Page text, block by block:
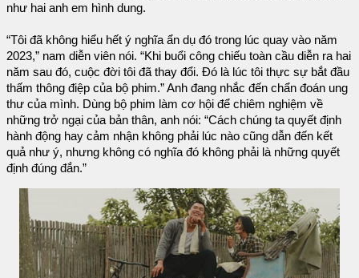
như hai anh em hình dung.
“Tôi đã không hiểu hết ý nghĩa ẩn dụ đó trong lúc quay vào năm
2023,” nam diễn viên nói. “Khi buổi công chiếu toàn cầu diễn ra hai
năm sau đó, cuộc đời tôi đã thay đổi. Đó là lúc tôi thực sự bắt đầu
thấm thông điệp của bộ phim.” Anh đang nhắc đến chẩn đoán ung
thư của mình. Dùng bộ phim làm cơ hội để chiêm nghiệm về
những trở ngại của bản thân, anh nói: “Cách chúng ta quyết định
hành động hay cảm nhận không phải lúc nào cũng dẫn đến kết
quả như ý, nhưng không có nghĩa đó không phải là những quyết
định đúng đắn.”